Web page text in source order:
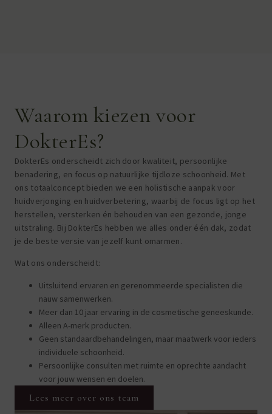
Waarom kiezen voor
DokterEs?
DokterEs onderscheidt zich door kwaliteit, persoonlijke
benadering, en focus op natuurlijke tijdloze schoonheid. Met
ons totaalconcept bieden we een holistische aanpak voor
huidverjonging en huidverbetering, waarbij de focus ligt op het
herstellen, versterken én behouden van een gezonde, jonge
uitstraling. Bij DokterEs hebben we alles onder één dak, zodat
je de beste versie van jezelf kunt omarmen.
Wat ons onderscheidt:
Uitsluitend ervaren en gerenommeerde specialisten die
nauw samenwerken.
Meer dan 10 jaar ervaring in de cosmetische geneeskunde.
Alleen A-merk producten.
Geen standaardbehandelingen, maar maatwerk voor ieders
individuele schoonheid.
Persoonlijke consulten met ruimte en oprechte aandacht
voor jouw wensen en doelen.
Lees meer over ons team